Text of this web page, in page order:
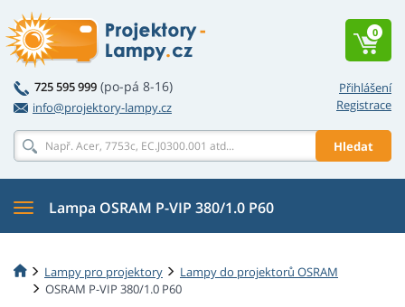
Přihlášení
Registrace
725 595 999 (po-pá 8-16)
info@projektory-lampy.cz
Hledat
0
Lampa OSRAM P-VIP 380/1.0 P60
Lampy pro projektory
Lampy do projektorů OSRAM
OSRAM P-VIP 380/1.0 P60